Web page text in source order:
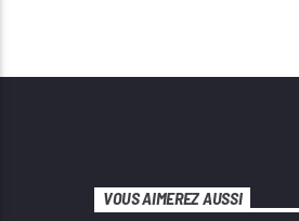
VOUS AIMEREZ AUSSI